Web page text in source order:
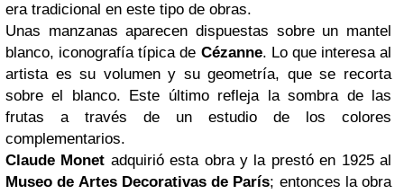
era tradicional en este tipo de obras.
Unas manzanas aparecen dispuestas sobre un mantel
blanco, iconografía típica de Cézanne. Lo que interesa al
artista es su volumen y su geometría, que se recorta
sobre el blanco. Este último refleja la sombra de las
frutas a través de un estudio de los colores
complementarios.
Claude Monet adquirió esta obra y la prestó en 1925 al
Museo de Artes Decorativas de París; entonces la obra